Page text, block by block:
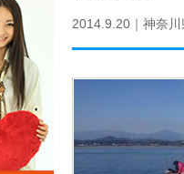
2014.9.20｜ 神奈川